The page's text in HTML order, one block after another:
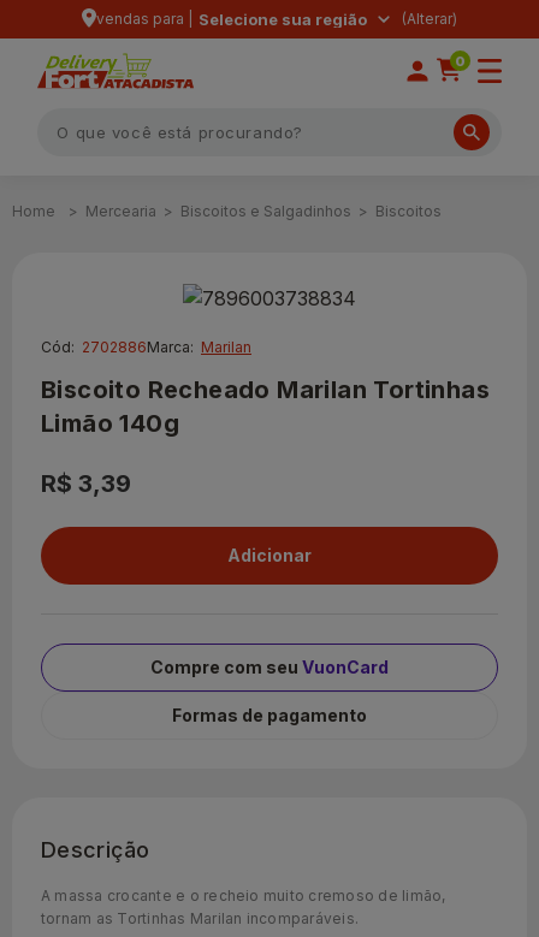
vendas para | Selecione sua região
0
Mercearia Biscoitos e Salgadinhos Biscoitos
Cód: 2702886Marca: Marilan
Biscoito Recheado Marilan Tortinhas
Limão 140g
R$ 3,39
Compre com seu VuonCard
Formas de pagamento
Descrição
A massa crocante e o recheio muito cremoso de limão,
tornam as Tortinhas Marilan incomparáveis.